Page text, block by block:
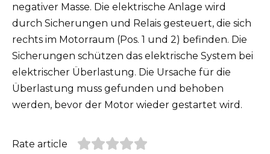
negativer Masse. Die elektrische Anlage wird
durch Sicherungen und Relais gesteuert, die sich
rechts im Motorraum (Pos. 1 und 2) befinden. Die
Sicherungen schützen das elektrische System bei
elektrischer Überlastung. Die Ursache für die
Überlastung muss gefunden und behoben
werden, bevor der Motor wieder gestartet wird.
Rate article